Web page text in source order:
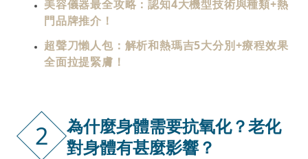
美容儀器最全攻略：認知4大機型技術與種類+熱
門品牌推介！
超聲刀懶人包：解析和熱瑪吉5大分別+療程效果
全面拉提緊膚！
2
為什麼身體需要抗氧化？老化
對身體有甚麼影響？